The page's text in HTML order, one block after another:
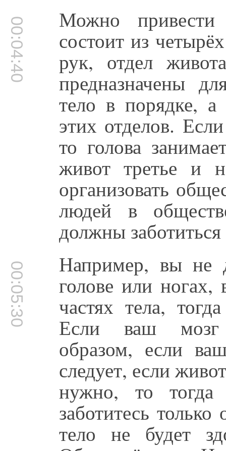
00:04:40 Можно
состоит из
рук, отдел
предназначены
тело в порядке,
этих отделов.
то голова
живот третье и
организовать
людей в
должны заботиться
00:05:30 Например, вы не
голове или
частях тела,
Если ваш мозг
образом, если
следует, если
нужно, то
заботитесь
тело не будет